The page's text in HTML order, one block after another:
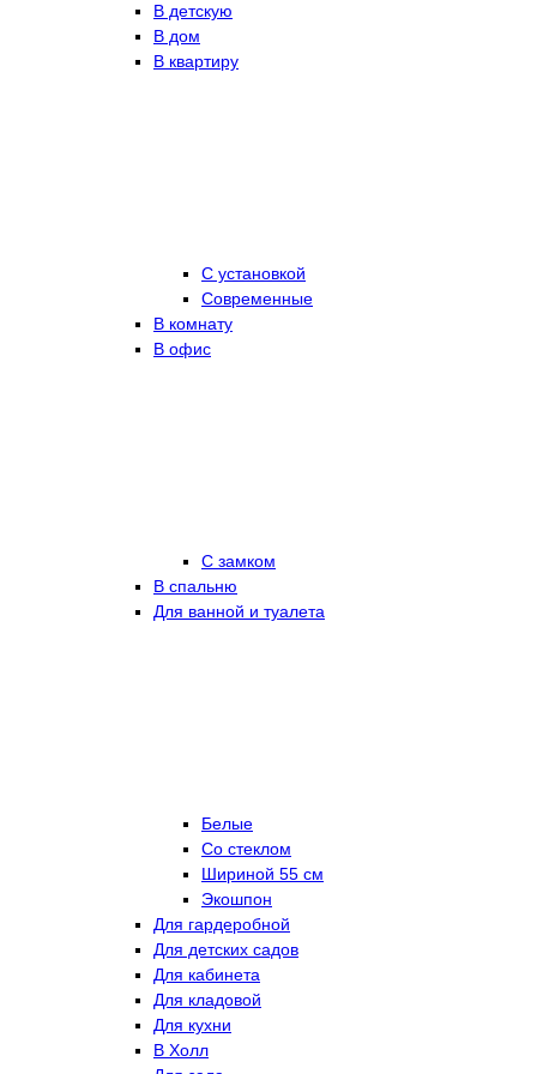
В детскую
В дом
В квартиру
С установкой
Современные
В комнату
В офис
С замком
В спальню
Для ванной и туалета
Белые
Со стеклом
Шириной 55 см
Экошпон
Для гардеробной
Для детских садов
Для кабинета
Для кладовой
Для кухни
В Холл